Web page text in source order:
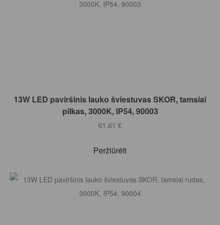
Į KREPŠELĮ
13W LED paviršinis lauko šviestuvas SKOR, tamsiai
pilkas, 3000K, IP54, 90003
61.61 €
Peržiūrėti